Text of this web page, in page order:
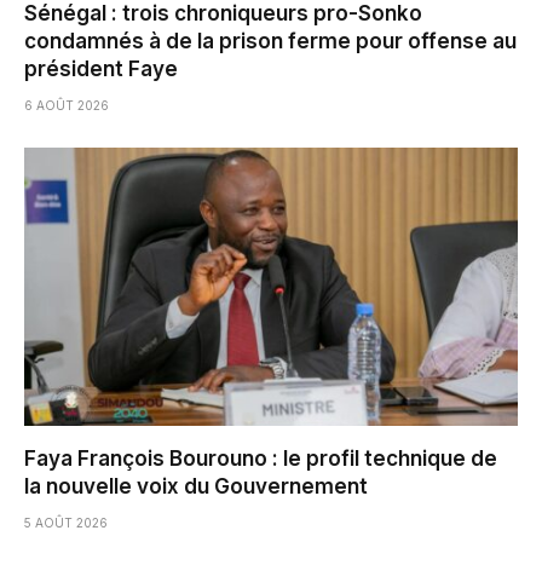
Sénégal : trois chroniqueurs pro-Sonko
condamnés à de la prison ferme pour offense au
président Faye
6 AOÛT 2026
Faya François Bourouno : le profil technique de
la nouvelle voix du Gouvernement
5 AOÛT 2026